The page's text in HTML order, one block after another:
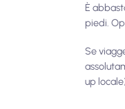
È
piedi.
Se
up